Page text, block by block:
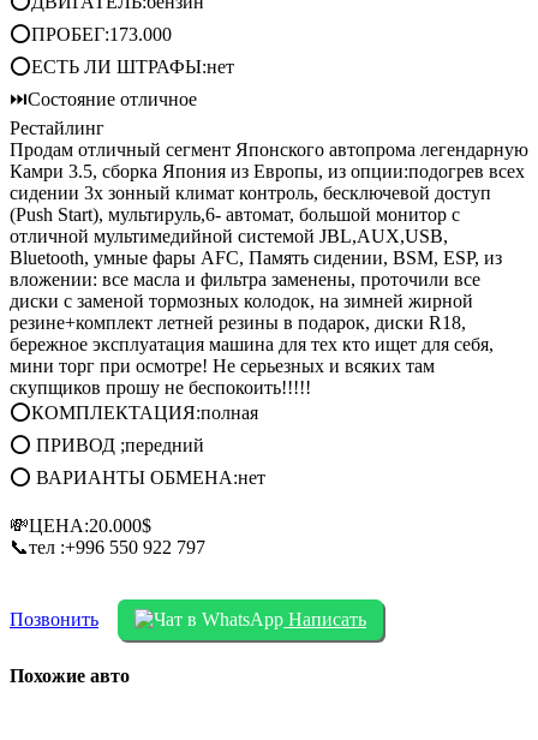
⭕ПРОБЕГ:173.000
⭕ЕСТЬ ЛИ ШТРАФЫ:нет
⏭Состояние отличное
Рестайлинг
Продам отличный сегмент Японского автопрома легендарную
Камри 3.5, сборка Япония из Европы, из опции:подогрев всех
сидении 3х зонный климат контроль, бесключевой доступ
(Push Start), мультируль,6- автомат, большой монитор с
отличной мультимедийной системой JBL,AUX,USB,
Bluetooth, умные фары AFC, Память сидении, BSM, ESP, из
вложении: все масла и фильтра заменены, проточили все
диски с заменой тормозных колодок, на зимней жирной
резине+комплект летней резины в подарок, диски R18,
бережное эксплуатация машина для тех кто ищет для себя,
мини торг при осмотре! Не серьезных и всяких там
скупщиков прошу не беспокоить!!!!!
⭕КОМПЛЕКТАЦИЯ:полная
⭕ ПРИВОД ;передний
⭕ ВАРИАНТЫ ОБМЕНА:нет
💸ЦЕНА:20.000$
📞тел :+996 550 922 797
Позвонить Написать
Похожие авто